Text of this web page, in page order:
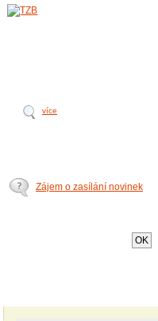
více
Zájem o zasílání novinek
OK